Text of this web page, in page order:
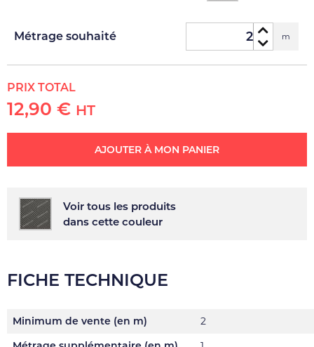
Métrage souhaité m
PRIX TOTAL
12,90 € HT
AJOUTER À MON PANIER
Voir tous les produits
dans cette couleur
FICHE TECHNIQUE
Minimum de vente (en m)
2